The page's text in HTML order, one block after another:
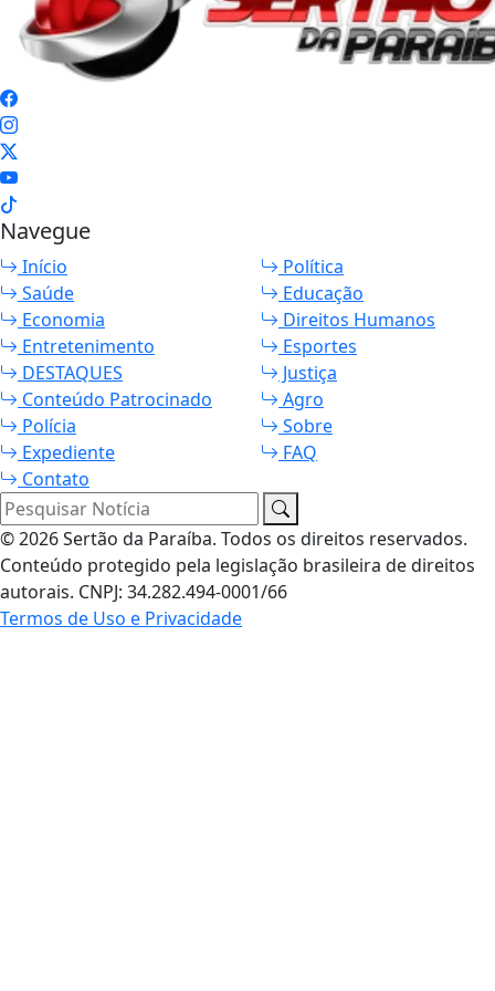
Navegue
Início
Política
Saúde
Educação
Economia
Direitos Humanos
Entretenimento
Esportes
DESTAQUES
Justiça
Conteúdo Patrocinado
Agro
Polícia
Sobre
Expediente
FAQ
Contato
Pesquisar Notícia
© 2026 Sertão da Paraíba. Todos os direitos reservados.
Conteúdo protegido pela legislação brasileira de direitos
autorais. CNPJ: 34.282.494-0001/66
Termos de Uso e Privacidade